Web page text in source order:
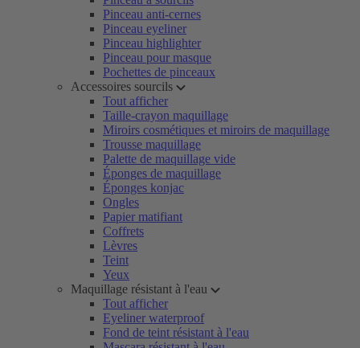
Pinceau anti-cernes
Pinceau eyeliner
Pinceau highlighter
Pinceau pour masque
Pochettes de pinceaux
Accessoires sourcils
Tout afficher
Taille-crayon maquillage
Miroirs cosmétiques et miroirs de maquillage
Trousse maquillage
Palette de maquillage vide
Éponges de maquillage
Éponges konjac
Ongles
Papier matifiant
Coffrets
Lèvres
Teint
Yeux
Maquillage résistant à l'eau
Tout afficher
Eyeliner waterproof
Fond de teint résistant à l'eau